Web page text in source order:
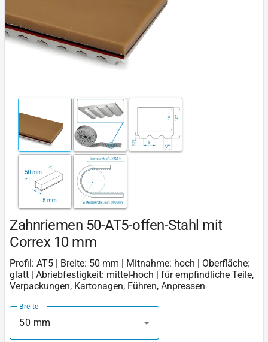
Zahnriemen 50-AT5-offen-Stahl mit
Correx 10 mm
Profil: AT5 | Breite: 50 mm | Mitnahme: hoch | Oberfläche:
glatt | Abriebfestigkeit: mittel-hoch | für empfindliche Teile,
Verpackungen, Kartonagen, Führen, Anpressen
Breite
50 mm